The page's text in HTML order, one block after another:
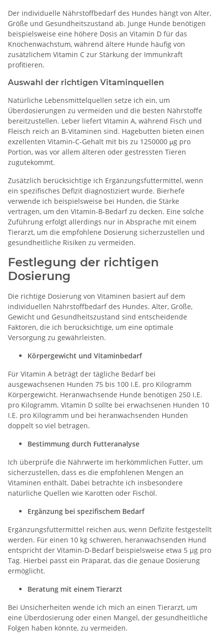
Der individuelle Nährstoffbedarf des Hundes hängt von Alter,
Größe und Gesundheitszustand ab. Junge Hunde benötigen
beispielsweise eine höhere Dosis an Vitamin D für das
Knochenwachstum, während ältere Hunde häufig von
zusätzlichem Vitamin C zur Stärkung der Immunkraft
profitieren.
Auswahl der richtigen Vitaminquellen
Natürliche Lebensmittelquellen setze ich ein, um
Überdosierungen zu vermeiden und die besten Nährstoffe
bereitzustellen. Leber liefert Vitamin A, während Fisch und
Fleisch reich an B-Vitaminen sind. Hagebutten bieten einen
exzellenten Vitamin-C-Gehalt mit bis zu 1250000 μg pro
Portion, was vor allem älteren oder gestressten Tieren
zugutekommt.
Zusätzlich berücksichtige ich Ergänzungsfuttermittel, wenn
ein spezifisches Defizit diagnostiziert wurde. Bierhefe
verwende ich beispielsweise bei Hunden, die Stärke
vertragen, um den Vitamin-B-Bedarf zu decken. Eine solche
Zuführung erfolgt allerdings nur in Absprache mit einem
Tierarzt, um die empfohlene Dosierung sicherzustellen und
gesundheitliche Risiken zu vermeiden.
Festlegung der richtigen
Dosierung
Die richtige Dosierung von Vitaminen basiert auf dem
individuellen Nährstoffbedarf des Hundes. Alter, Größe,
Gewicht und Gesundheitszustand sind entscheidende
Faktoren, die ich berücksichtige, um eine optimale
Versorgung zu gewährleisten.
Körpergewicht und Vitaminbedarf
Für Vitamin A beträgt der tägliche Bedarf bei
ausgewachsenen Hunden 75 bis 100 I.E. pro Kilogramm
Körpergewicht. Heranwachsende Hunde benötigen 250 I.E.
pro Kilogramm. Vitamin D sollte bei erwachsenen Hunden 10
I.E. pro Kilogramm und bei heranwachsenden Hunden
doppelt so viel betragen.
Bestimmung durch Futteranalyse
Ich überprüfe die Nährwerte im herkömmlichen Futter, um
sicherzustellen, dass es die empfohlenen Mengen an
Vitaminen enthält. Dabei betrachte ich insbesondere
natürliche Quellen wie Karotten oder Fischöl.
Ergänzung bei spezifischem Bedarf
Ergänzungsfuttermittel reichen aus, wenn Defizite festgestellt
werden. Für einen 10 kg schweren, heranwachsenden Hund
entspricht der Vitamin-D-Bedarf beispielsweise etwa 5 µg pro
Tag. Hierbei passt ein Präparat, das die genaue Dosierung
ermöglicht.
Beratung mit einem Tierarzt
Bei Unsicherheiten wende ich mich an einen Tierarzt, um
eine Überdosierung oder einen Mangel, der gesundheitliche
Folgen haben könnte, zu vermeiden.